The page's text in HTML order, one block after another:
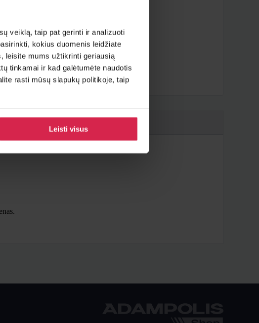
veiklą, taip pat gerinti ir analizuoti
kokius duomenis leidžiate
leisite mums užtikrinti geriausią
tinkamai ir kad galėtumėte naudotis
rasti mūsų slapukų politikoje, taip
Leisti visus